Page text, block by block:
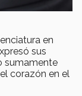
en
sus
sumamente
corazón en el